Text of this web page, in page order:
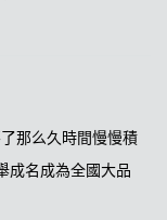
那么久時間慢慢積
成名成為全國大品